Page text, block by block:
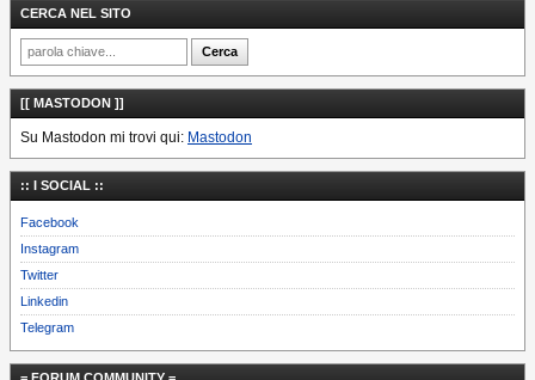
CERCA NEL SITO
[[ MASTODON ]]
Su Mastodon mi trovi qui: Mastodon
:: I SOCIAL ::
Facebook
Instagram
Twitter
Linkedin
Telegram